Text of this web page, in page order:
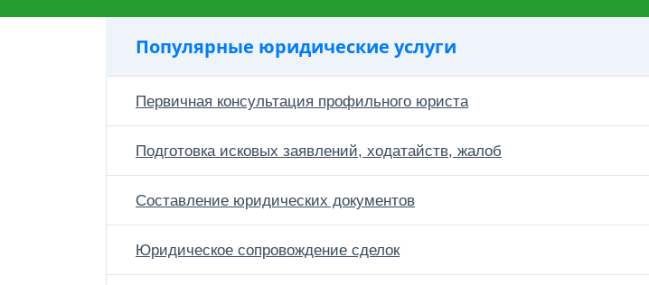
Популярные юридические услуги
Первичная консультация профильного юриста
Подготовка исковых заявлений, ходатайств, жалоб
Составление юридических документов
Юридическое сопровождение сделок